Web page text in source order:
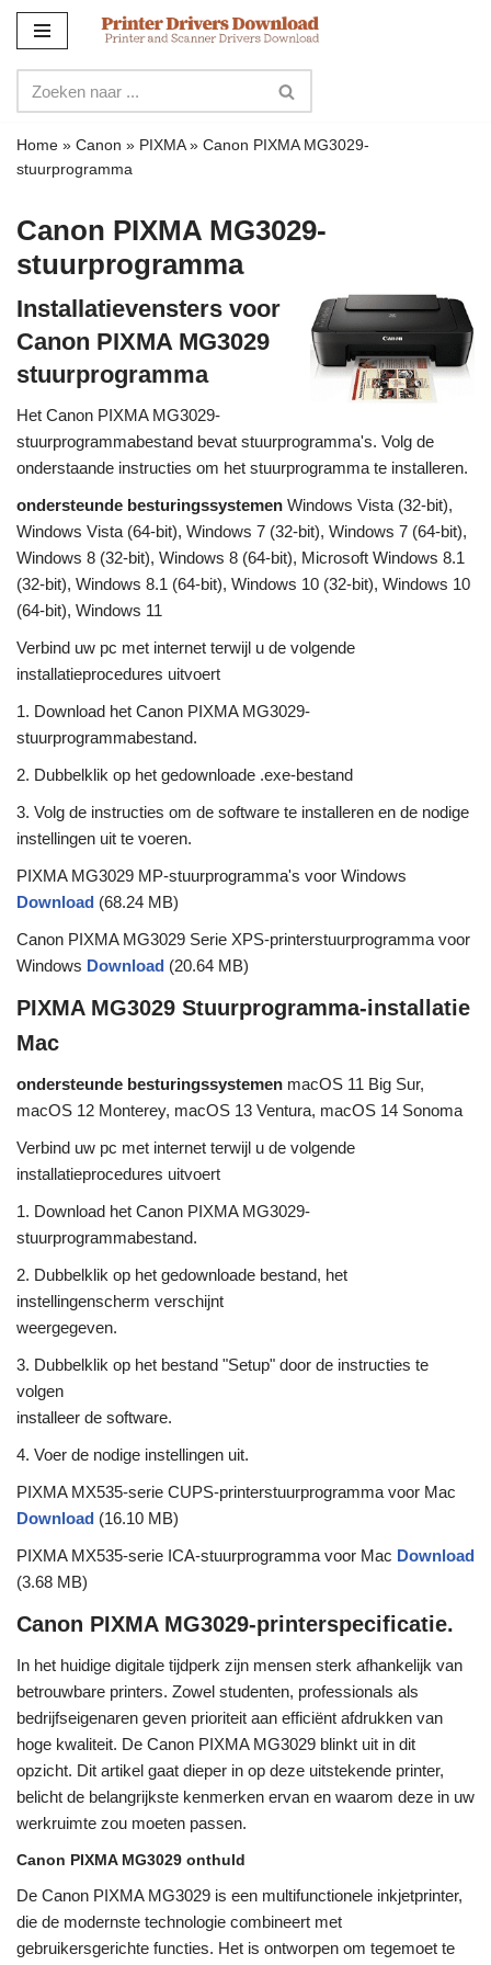
naar
de
inhoud
Home » Canon » PIXMA» Canon PIXMA MG3029-
stuurprogramma
Canon PIXMA MG3029-
stuurprogramma
Installatievensters voor
Canon PIXMA MG3029
stuurprogramma
Het Canon PIXMA MG3029-
stuurprogrammabestand bevat stuurprogramma's. Volg de
onderstaande instructies om het stuurprogramma te installeren.
ondersteunde besturingssystemen Windows Vista (32-bit),
Windows Vista (64-bit), Windows 7 (32-bit), Windows 7 (64-bit),
Windows 8 (32-bit), Windows 8 (64-bit), Microsoft Windows 8.1
(32-bit), Windows 8.1 (64-bit), Windows 10 (32-bit), Windows 10
(64-bit), Windows 11
Verbind uw pc met internet terwijl u de volgende
installatieprocedures uitvoert
1. Download het Canon PIXMA MG3029-
stuurprogrammabestand.
2. Dubbelklik op het gedownloade .exe-bestand
3. Volg de instructies om de software te installeren en de nodige
instellingen uit te voeren.
PIXMA MG3029 MP-stuurprogramma's voor Windows
Download (68.24 MB)
Canon PIXMA MG3029 Serie XPS-printerstuurprogramma voor
Windows Download (20.64 MB)
PIXMA MG3029 Stuurprogramma-installatie
Mac
ondersteunde besturingssystemen macOS 11 Big Sur,
macOS 12 Monterey, macOS 13 Ventura, macOS 14 Sonoma
Verbind uw pc met internet terwijl u de volgende
installatieprocedures uitvoert
1. Download het Canon PIXMA MG3029-
stuurprogrammabestand.
2. Dubbelklik op het gedownloade bestand, het
instellingenscherm verschijnt
weergegeven.
3. Dubbelklik op het bestand "Setup" door de instructies te
volgen
installeer de software.
4. Voer de nodige instellingen uit.
PIXMA MX535-serie CUPS-printerstuurprogramma voor Mac
Download (16.10 MB)
PIXMA MX535-serie ICA-stuurprogramma voor Mac Download
(3.68 MB)
Canon PIXMA MG3029-printerspecificatie.
In het huidige digitale tijdperk zijn mensen sterk afhankelijk van
betrouwbare printers. Zowel studenten, professionals als
bedrijfseigenaren geven prioriteit aan efficiënt afdrukken van
hoge kwaliteit. De Canon PIXMA MG3029 blinkt uit in dit
opzicht. Dit artikel gaat dieper in op deze uitstekende printer,
belicht de belangrijkste kenmerken ervan en waarom deze in uw
werkruimte zou moeten passen.
Canon PIXMA MG3029 onthuld
De Canon PIXMA MG3029 is een multifunctionele inkjetprinter,
die de modernste technologie combineert met
gebruikersgerichte functies. Het is ontworpen om tegemoet te